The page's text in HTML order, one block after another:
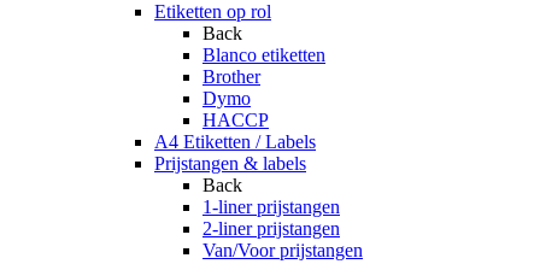
Etiketten op rol
Back
Blanco etiketten
Brother
Dymo
HACCP
A4 Etiketten / Labels
Prijstangen & labels
Back
1-liner prijstangen
2-liner prijstangen
Van/Voor prijstangen